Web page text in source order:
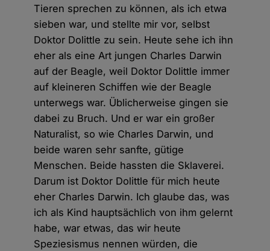
Tieren sprechen zu können, als ich etwa
sieben war, und stellte mir vor, selbst
Doktor Dolittle zu sein. Heute sehe ich ihn
eher als eine Art jungen Charles Darwin
auf der Beagle, weil Doktor Dolittle immer
auf kleineren Schiffen wie der Beagle
unterwegs war. Üblicherweise gingen sie
dabei zu Bruch. Und er war ein großer
Naturalist, so wie Charles Darwin, und
beide waren sehr sanfte, gütige
Menschen. Beide hassten die Sklaverei.
Darum ist Doktor Dolittle für mich heute
eher Charles Darwin. Ich glaube das, was
ich als Kind hauptsächlich von ihm gelernt
habe, war etwas, das wir heute
Speziesismus nennen würden, die